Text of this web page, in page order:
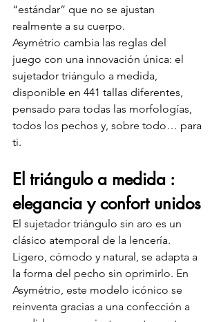
“estándar” que no se ajustan
realmente a su cuerpo.
Asymétrio cambia las reglas del
juego con una innovación única: el
sujetador triángulo a medida,
disponible en 441 tallas diferentes,
pensado para todas las morfologías,
todos los pechos y, sobre todo… para
ti.
El triángulo a medida :
elegancia y confort unidos
El sujetador triángulo sin aro es un
clásico atemporal de la lencería.
Ligero, cómodo y natural, se adapta a
la forma del pecho sin oprimirlo. En
Asymétrio, este modelo icónico se
reinventa gracias a una confección a